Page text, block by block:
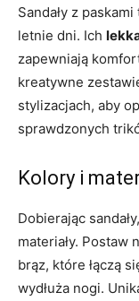
Sandały z
letnie dni. Ich
zapewniają
kreatywne
stylizacjach, aby
sprawdzonych
Kolory i
Dobierając
materiały. Postaw
brąz, które łączą
wydłuża nogi.